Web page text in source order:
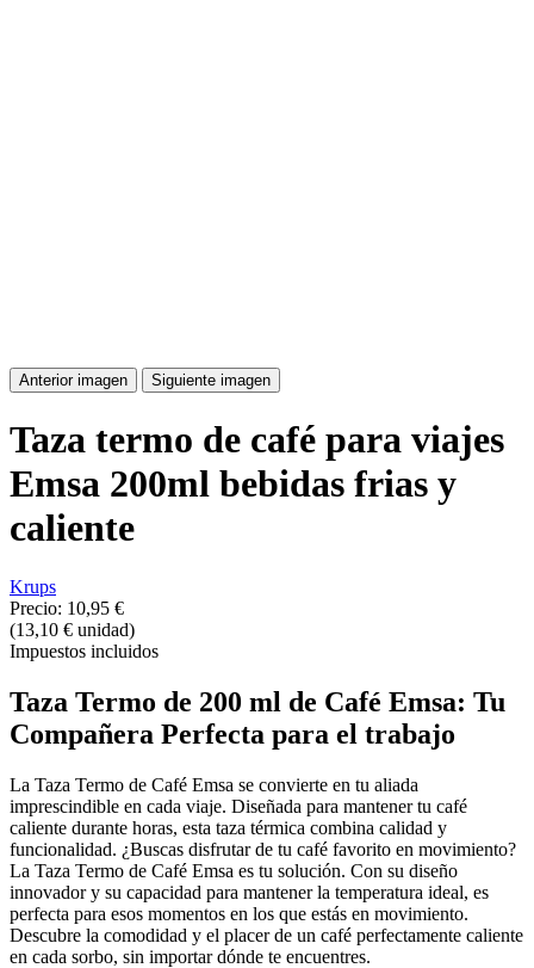
Anterior imagen Siguiente imagen
Taza termo de café para viajes
Emsa 200ml bebidas frias y
caliente
Krups
Precio: 10,95 €
(13,10 € unidad)
Impuestos incluidos
Taza Termo de 200 ml de Café Emsa: Tu
Compañera Perfecta para el trabajo
La Taza Termo de Café Emsa se convierte en tu aliada
imprescindible en cada viaje. Diseñada para mantener tu café
caliente durante horas, esta taza térmica combina calidad y
funcionalidad. ¿Buscas disfrutar de tu café favorito en movimiento?
La Taza Termo de Café Emsa es tu solución. Con su diseño
innovador y su capacidad para mantener la temperatura ideal, es
perfecta para esos momentos en los que estás en movimiento.
Descubre la comodidad y el placer de un café perfectamente caliente
en cada sorbo, sin importar dónde te encuentres.